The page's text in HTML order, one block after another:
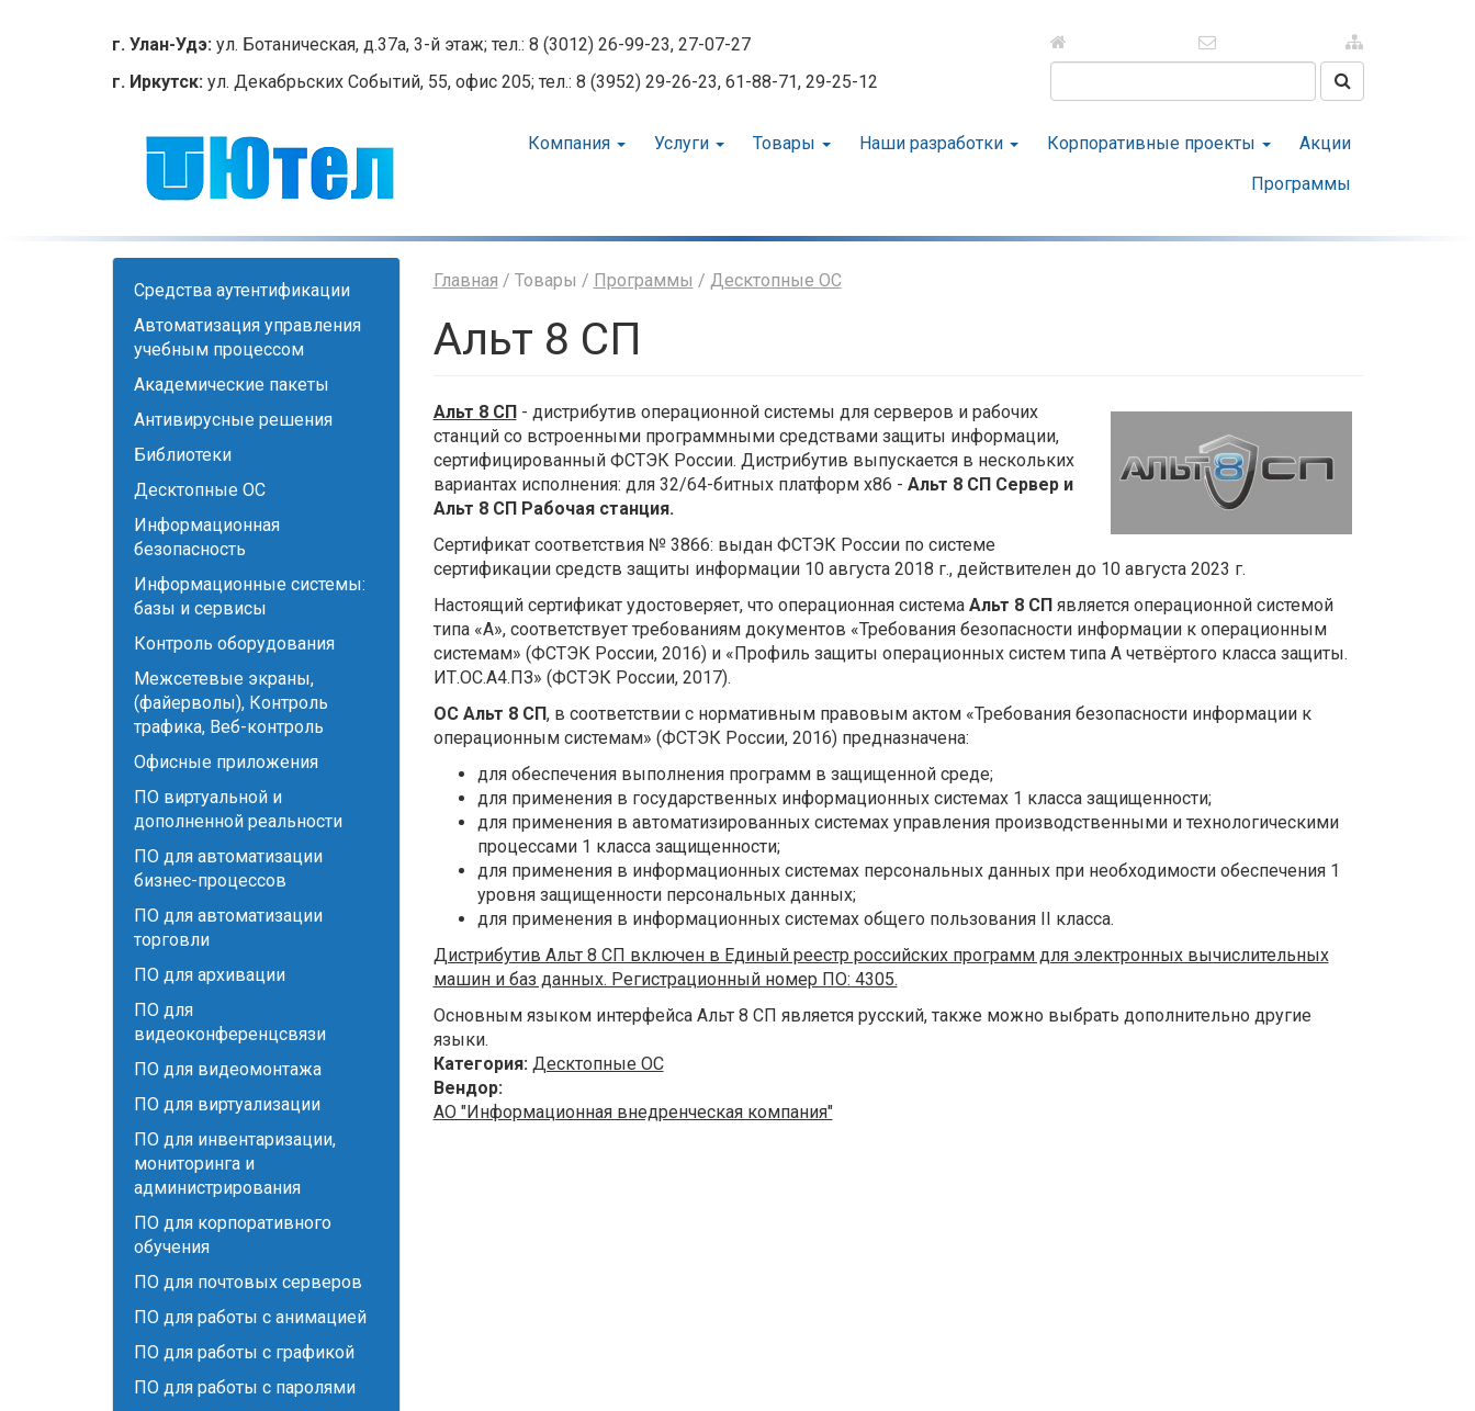
г. Улан-Удэ: ул. Ботаническая, д.37а, 3-й этаж; тел.: 8 (3012) 26-99-23, 27-07-27
г. Иркутск: ул. Декабрьских Событий, 55, офис 205; тел.: 8 (3952) 29-26-23, 61-88-71, 29-25-12
Поиск на сайте
Компания Услуги Товары Наши разработки Корпоративные проекты
Акции
Программы
Cредства аутентификации
Автоматизация управления
учебным процессом
Академические пакеты
Антивирусные решения
Библиотеки
Десктопные ОС
Информационная
безопасность
Информационные системы:
базы и сервисы
Контроль оборудования
Межсетевые экраны,
(файерволы), Контроль
трафика, Веб-контроль
Офисные приложения
ПО виртуальной и
дополненной реальности
ПО для автоматизации
бизнес-процессов
ПО для автоматизации
торговли
ПО для архивации
ПО для
видеоконференцсвязи
ПО для видеомонтажа
ПО для виртуализации
ПО для инвентаризации,
мониторинга и
администрирования
ПО для корпоративного
обучения
ПО для почтовых серверов
ПО для работы с анимацией
ПО для работы с графикой
ПО для работы с паролями
Главная / Товары / Программы / Десктопные ОС
Альт 8 СП
Альт 8 СП- дистрибутив операционной системы для серверов и рабочих
станций со встроенными программными средствами защиты информации,
сертифицированный ФСТЭК России. Дистрибутив выпускается в нескольких
вариантах исполнения: для 32/64-битных платформ x86 - Альт 8 СП Сервер и
Альт 8 СП Рабочая станция.
Сертификат соответствия № 3866: выдан ФСТЭК России по системе
сертификации средств защиты информации 10 августа 2018 г., действителен до 10 августа 2023 г.
Настоящий сертификат удостоверяет, что операционная система Альт 8 СПявляется операционной системой
типа «А», соответствует требованиям документов «Требования безопасности информации к операционным
системам» (ФСТЭК России, 2016) и «Профиль защиты операционных систем типа А четвёртого класса защиты.
ИТ.ОС.А4.ПЗ» (ФСТЭК России, 2017).
ОС Альт 8 СП, в соответствии с нормативным правовым актом «Требования безопасности информации к
операционным системам» (ФСТЭК России, 2016) предназначена:
для обеспечения выполнения программ в защищенной среде;
для применения в государственных информационных системах 1 класса защищенности;
для применения в автоматизированных системах управления производственными и технологическими
процессами 1 класса защищенности;
для применения в информационных системах персональных данных при необходимости обеспечения 1
уровня защищенности персональных данных;
для применения в информационных системах общего пользования II класса.
Дистрибутив Альт 8 СП включен в Единый реестр российских программ для электронных вычислительных
машин и баз данных. Регистрационный номер ПО: 4305.
Основным языком интерфейса Альт 8 СП является русский, также можно выбрать дополнительно другие
языки.
Категория: Десктопные ОС
Вендор:
АО "Информационная внедренческая компания"